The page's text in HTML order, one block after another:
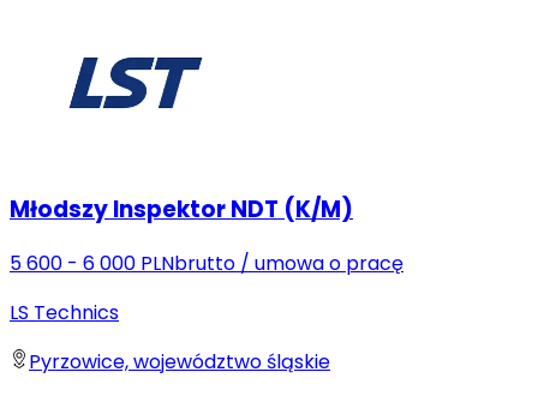
Młodszy Inspektor NDT (K/M)
5 600 - 6 000 PLNbrutto / umowa o pracę
LS Technics
Pyrzowice, województwo śląskie